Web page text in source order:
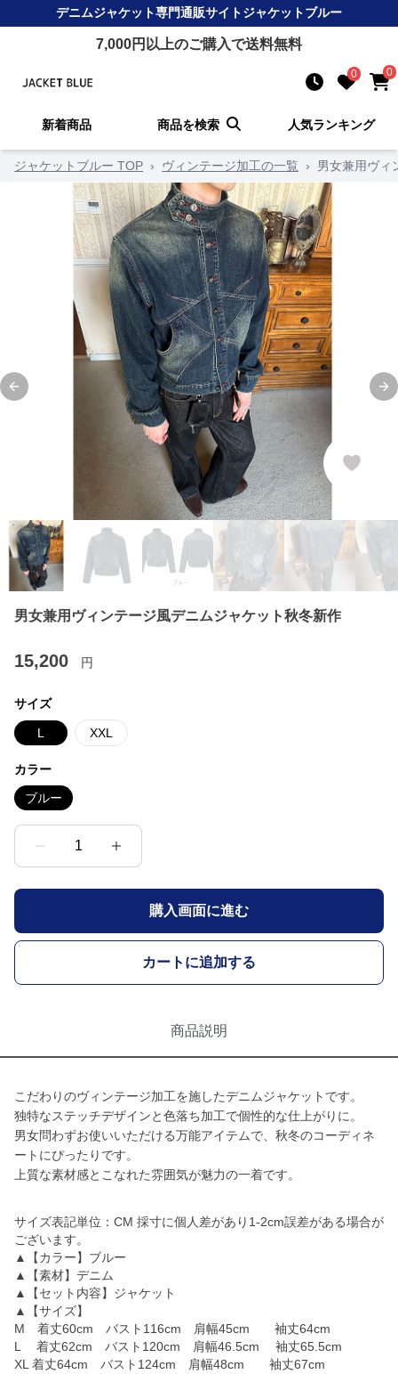
デニムジャケット専門通販サイトジャケットブルー
7,000円以上のご購入で送料無料
0 0
新着商品 商品を検索 人気ランキング
ジャケットブルー TOP › ヴィンテージ加工の一覧 › 男女兼用ヴィ
Previous slide
男女兼用ヴィンテージ風デニムジャケット秋冬新作
15,200 円
サイズ
L XXL
カラー
ブルー
1
購入画面に進む
カートに追加する
商品説明
こだわりのヴィンテージ加工を施したデニムジャケットです。
独特なステッチデザインと色落ち加工で個性的な仕上がりに。
男女問わずお使いいただける万能アイテムで、秋冬のコーディネ
ートにぴったりです。
上質な素材感とこなれた雰囲気が魅力の一着です。
サイズ表記単位：CM 採寸に個人差があり1-2cm誤差がある場合が
ございます。
▲【カラー】ブルー
▲【素材】デニム
▲【セット内容】ジャケット
▲【サイズ】
M 着丈60cm バスト116cm 肩幅45cm 袖丈64cm
L 着丈62cm バスト120cm 肩幅46.5cm 袖丈65.5cm
XL 着丈64cm バスト124cm 肩幅48cm 袖丈67cm